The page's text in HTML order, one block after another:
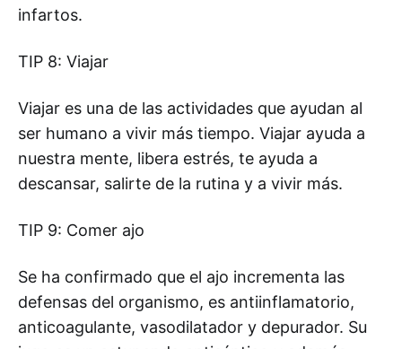
infartos.
TIP 8: Viajar
Viajar es una de las actividades que ayudan al
ser humano a vivir más tiempo. Viajar ayuda a
nuestra mente, libera estrés, te ayuda a
descansar, salirte de la rutina y a vivir más.
TIP 9: Comer ajo
Se ha confirmado que el ajo incrementa las
defensas del organismo, es antiinflamatorio,
anticoagulante, vasodilatador y depurador. Su